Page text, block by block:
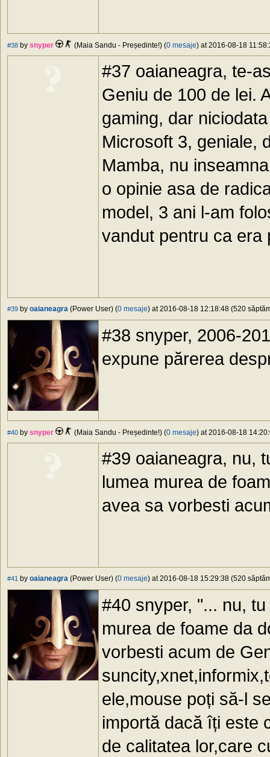
#38 by snyper (Maia Sandu - Președinte!) (0 mesaje) at 2016-08-18
#37 oaianeagra, te-
Geniu de 100 de lei.
gaming, dar
Microsoft 3, geniale,
Mamba, nu
o opinie asa de
model, 3 ani l-am
vandut pentru ca era
#39 by oaianeagra (Power User) (0 mesaje) at 2016-08-18 12:18:48 (520
#38 snyper, 2006-
expune părerea
#40 by snyper (Maia Sandu - Președinte!) (0 mesaje) at 2016-08-18
#39 oaianeagra, nu,
lumea murea de
avea sa vorbesti
#41 by oaianeagra (Power User) (0 mesaje) at 2016-08-18 15:29:38 (520
#40 snyper, "... nu,
murea de foame da
vorbesti acum de
ele,mouse poți să-l
importă dacă îți este
de calitatea lor,care